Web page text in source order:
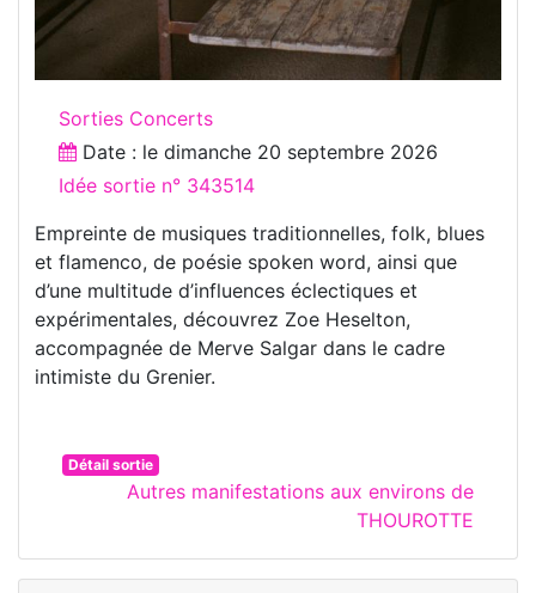
Sorties Concerts
Date : le dimanche 20 septembre 2026
Idée sortie n° 343514
Empreinte de musiques traditionnelles, folk, blues
et flamenco, de poésie spoken word, ainsi que
d’une multitude d’influences éclectiques et
expérimentales, découvrez Zoe Heselton,
accompagnée de Merve Salgar dans le cadre
intimiste du Grenier.
Détail sortie
Autres manifestations aux environs de
THOUROTTE